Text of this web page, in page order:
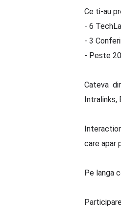
Ce ti-au
- 6
- 3
- Peste
Cateva
Intralinks,
care apar
Pe langa